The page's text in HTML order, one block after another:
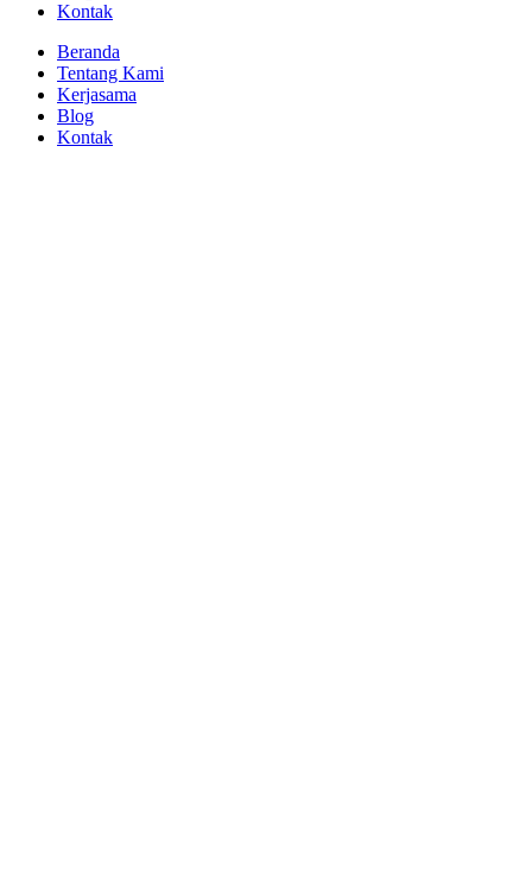
Kontak
Beranda
Tentang Kami
Kerjasama
Blog
Kontak